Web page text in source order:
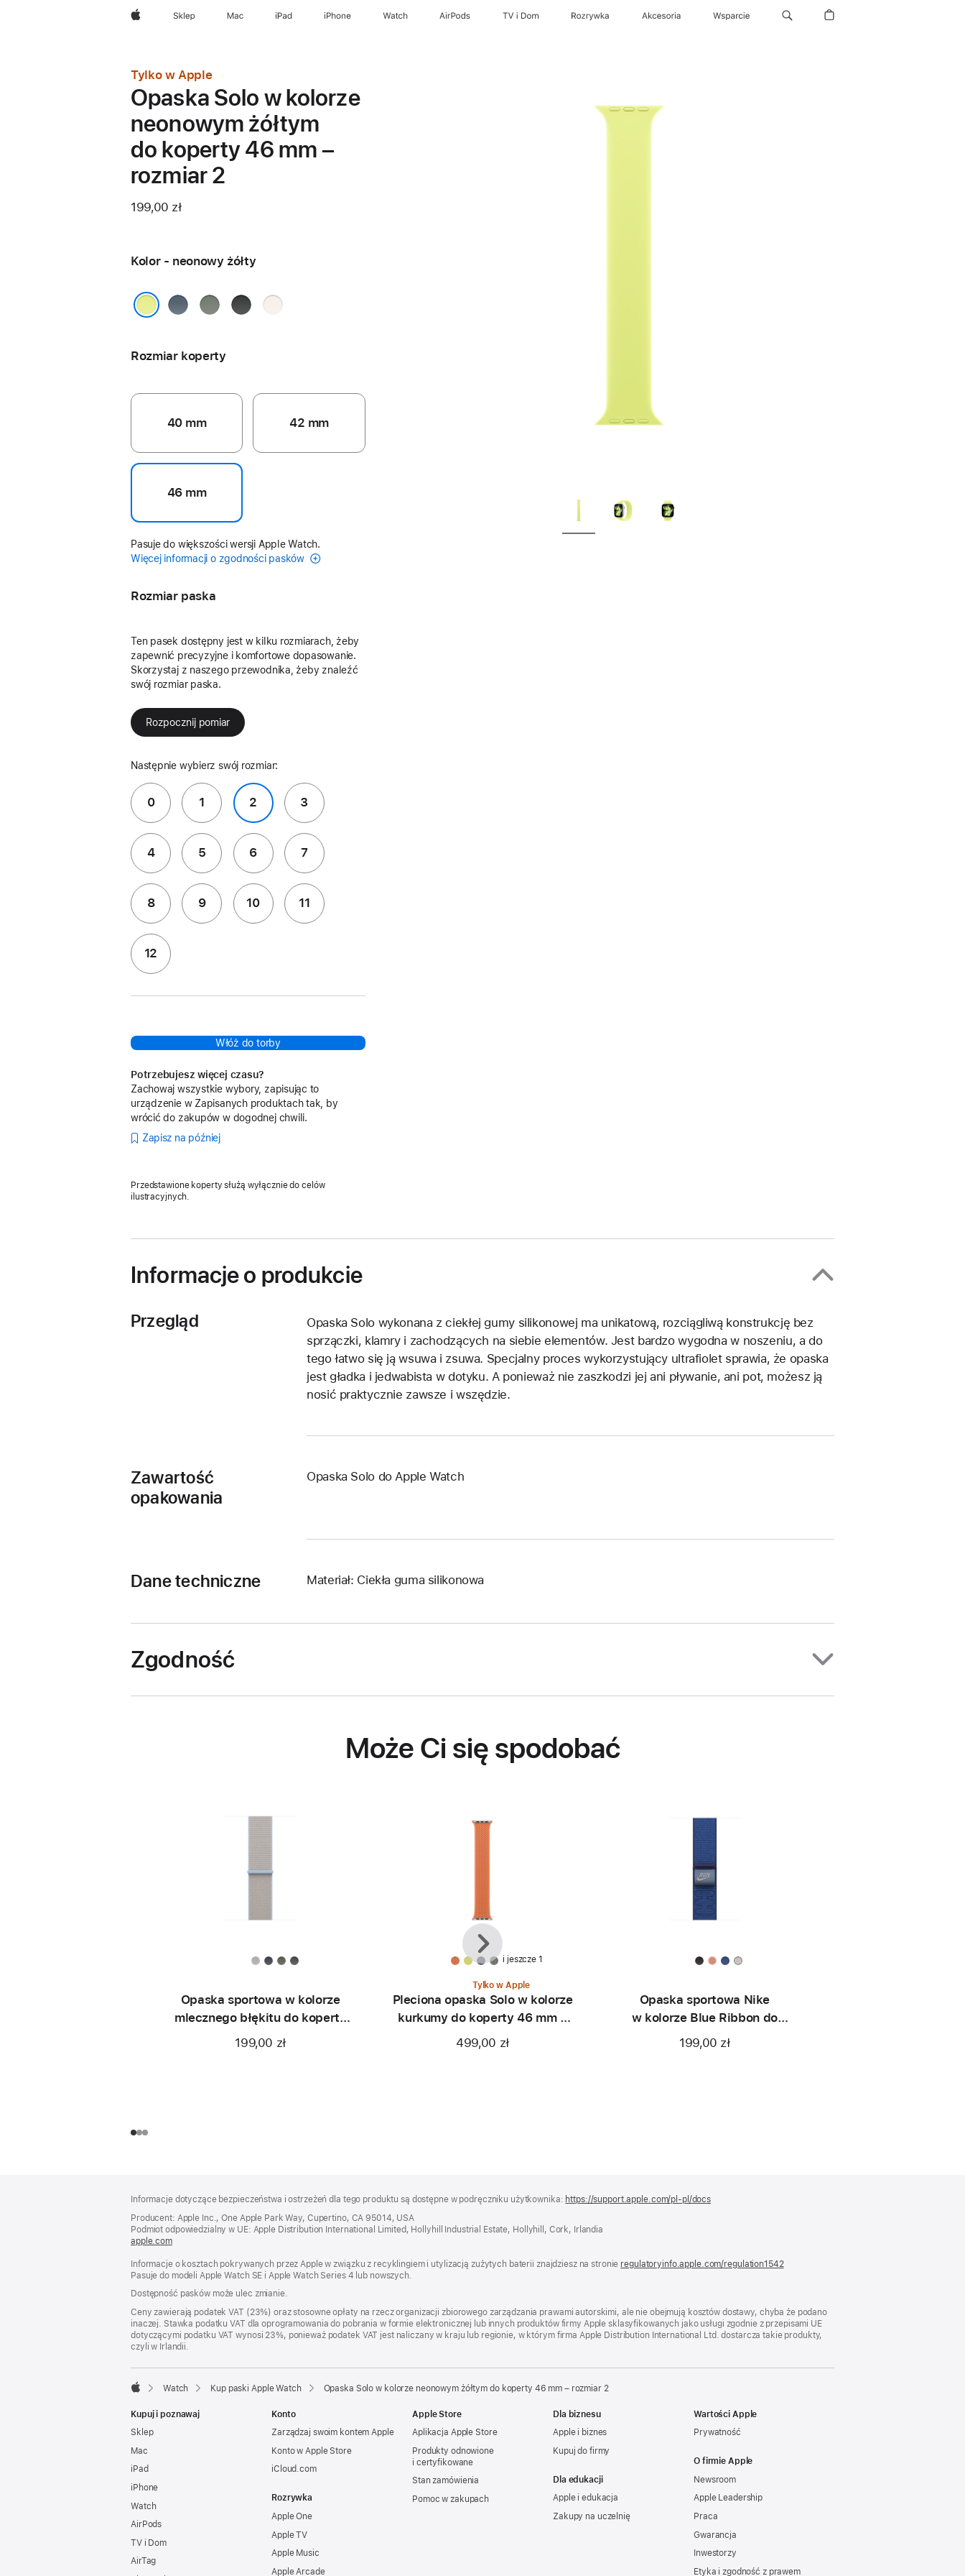
Apple Sklep Mac iPad iPhone Watch AirPods TV i Dom Rozrywka Akcesoria Wsparcie
Tylko w Apple
Opaska Solo w kolorze
neonowym żółtym
do koperty 46 mm –
rozmiar 2
199,00 zł
Kolor - neonowy żółty
marynarskiszarozielony
czarnyłagodny
Rozmiar koperty
40 mm 42 mm
46 mm
Pasuje do większości wersji Apple Watch.
Więcej informacji o zgodności pasków
Rozmiar paska
Ten pasek dostępny jest w kilku rozmiarach, żeby
zapewnić precyzyjne i komfortowe dopasowanie.
Skorzystaj z naszego przewodnika, żeby znaleźć
swój rozmiar paska.
Rozpocznij pomiar
Następnie wybierz swój rozmiar:
0 1 2 3
4 5 6 7
8 9 10 11
12
Włóż do torby
Potrzebujesz więcej czasu?
Zachowaj wszystkie wybory, zapisując to
urządzenie w Zapisanych produktach tak, by
wrócić do zakupów w dogodnej chwili.
Zapisz na później
Przedstawione koperty służą wyłącznie do celów
ilustracyjnych.
Informacje o produkcie
Przegląd
Opaska Solo wykonana z ciekłej gumy silikonowej ma unikatową, rozciągliwą konstrukcję bez
sprzączki, klamry i zachodzących na siebie elementów. Jest bardzo wygodna w noszeniu, a do
tego łatwo się ją wsuwa i zsuwa. Specjalny proces wykorzystujący ultrafiolet sprawia, że opaska
jest gładka i jedwabista w dotyku. A ponieważ nie zaszkodzi jej ani pływanie, ani pot, możesz ją
nosić praktycznie zawsze i wszędzie.
Zawartość
opakowania
Opaska Solo do Apple Watch
Dane techniczne Materiał: Ciekła guma silikonowa
Zgodność
Może Ci się spodobać
Opaska sportowa w kolorze
mlecznego błękitu do koperty
46 mm
199,00 zł
i jeszcze 1
Tylko w Apple
Pleciona opaska Solo w kolorze
kurkumy do koperty 46 mm –
rozmiar 0
499,00 zł
Opaska sportowa Nike
w kolorze Blue Ribbon do
koperty 46 mm
199,00 zł
Wstecz
Dalej
Informacje dotyczące bezpieczeństwa i ostrzeżeń dla tego produktu są dostępne w podręczniku użytkownika: https://support.apple.com/pl-pl/docs
Producent: Apple Inc., One Apple Park Way, Cupertino, CA 95014, USA
Podmiot odpowiedzialny w UE: Apple Distribution International Limited, Hollyhill Industrial Estate, Hollyhill, Cork, Irlandia
apple.com(otwiera
w nowym
oknie)
Informacje o kosztach pokrywanych przez Apple w związku z recyklingiem i utylizacją zużytych baterii znajdziesz na stronie regulatoryinfo.apple.com/regulation1542(otwiera
Pasuje do modeli Apple Watch SE i Apple Watch Series 4 lub nowszych.
Dostępność pasków może ulec zmianie.
Ceny zawierają podatek VAT (23%) oraz stosowne opłaty na rzecz organizacji zbiorowego zarządzania prawami autorskimi, ale nie obejmują kosztów dostawy, chyba że podano
inaczej. Stawka podatku VAT dla oprogramowania do pobrania w formie elektronicznej lub innych produktów firmy Apple sklasyfikowanych jako usługi zgodnie z przepisami UE
dotyczącymi podatku VAT wynosi 23%, ponieważ podatek VAT jest naliczany w kraju lub regionie, w którym firma Apple Distribution International Ltd. dostarcza takie produkty,
czyli w Irlandii.
Watch Kup paski Apple Watch Opaska Solo w kolorze neonowym żółtym do koperty 46 mm – rozmiar 2
Kupuj i poznawaj
Sklep
Mac
iPad
iPhone
Watch
AirPods
TV i Dom
AirTag
Konto
Zarządzaj swoim kontem Apple
Konto w Apple Store
iCloud.com
Rozrywka
Apple One
Apple TV
Apple Music
Apple Arcade
Apple Store
Aplikacja Apple Store
Produkty odnowione
i certyfikowane
Stan zamówienia
Pomoc w zakupach
Dla biznesu
Apple i biznes
Kupuj do firmy
Dla edukacji
Apple i edukacja
Zakupy na uczelnię
Wartości Apple
Prywatność
O firmie Apple
Newsroom
Apple Leadership
Praca
Gwarancja
Inwestorzy
Etyka i zgodność z prawem